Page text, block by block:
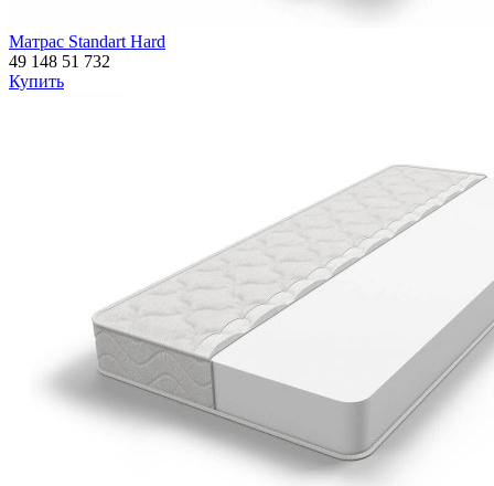
Матрас Standart Hard
49 148 51 732
Купить